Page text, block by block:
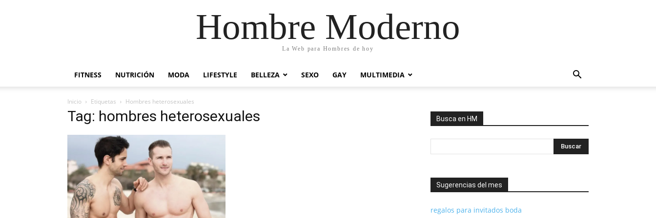
Hombre Moderno
La Web para Hombres de hoy
FITNESS NUTRICIÓN MODA LIFESTYLE BELLEZA SEXO GAY MULTIMEDIA
Inicio Etiquetas Hombres heterosexuales
Tag: hombres heterosexuales Busca en HM
Sugerencias del mes
regalos para invitados boda